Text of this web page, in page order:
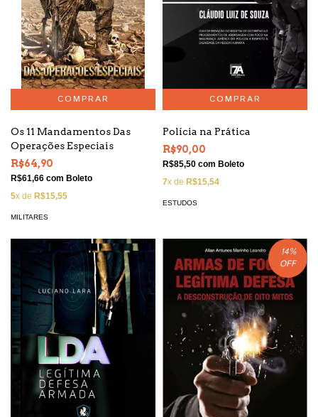
Os 11 Mandamentos Das
Operações Especiais
R$64,90
R$61,66 com Boleto
5x de R$15,55
MILITARES
Polícia na Prática
R$90,00
R$85,50 com Boleto
7x de R$15,54
ESTUDOS
14%
OFF